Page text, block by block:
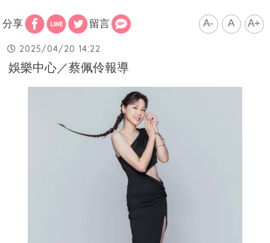
分享 留言 A- A A+
2025/04/20 14:22
娛樂中心／蔡佩伶報導